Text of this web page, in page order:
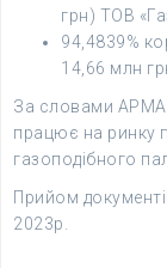
грн) ТОВ
94,4839%
14,66 млн
За словами АРМА,
працює на ринку
газоподібного
Прийом
2023р.